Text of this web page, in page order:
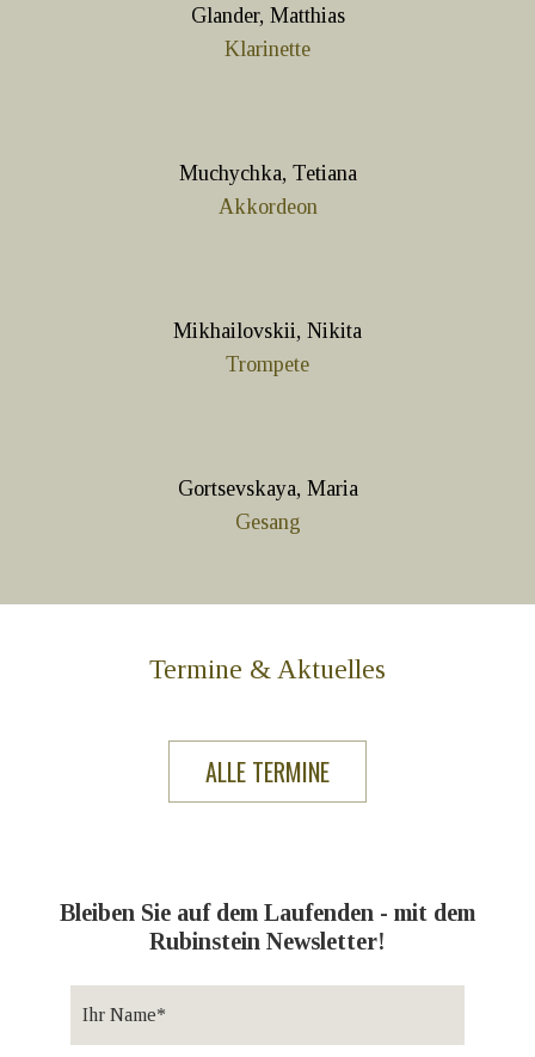
Glander, Matthias
Klarinette
Muchychka, Tetiana
Akkordeon
Mikhailovskii, Nikita
Trompete
Gortsevskaya, Maria
Gesang
Termine & Aktuelles
ALLE TERMINE
Bleiben Sie auf dem Laufenden - mit dem
Rubinstein Newsletter!